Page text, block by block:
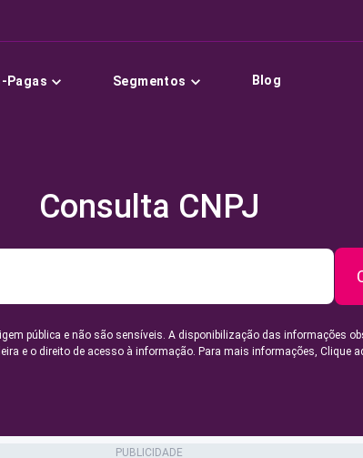
Pagas Segmentos Blog
Consulta CNPJ
pública e não são sensíveis. A disponibilização das informações
e o direito de acesso à informação. Para mais informações, Clique